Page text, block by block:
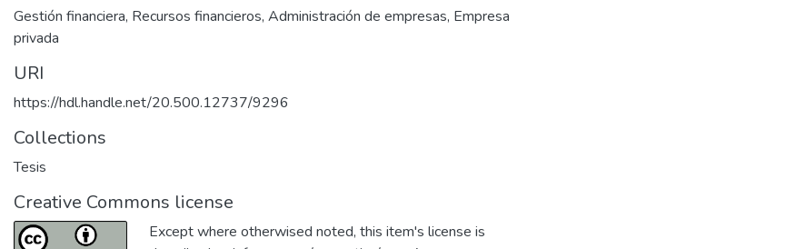
Gestión financiera, Recursos financieros, Administración de empresas, Empresa
privada
URI
https://hdl.handle.net/20.500.12737/9296
Collections
Tesis
Creative Commons license
Except where otherwised noted, this item's license is